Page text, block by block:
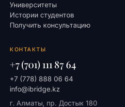
Университеты
Истории студентов
Получить консультацию
КОНТАКТЫ
+7 (701) 111 87 64
+7 (778) 888 06 64
info@ibridge.kz
г. Алматы, пр. Достык 180